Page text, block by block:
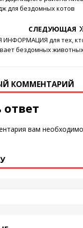
для бездомных котов
СЛЕДУЮЩАЯ
ИНФОРМАЦИЯ для тех,
бездомных
КОММЕНТАРИЙ
вам необходимо